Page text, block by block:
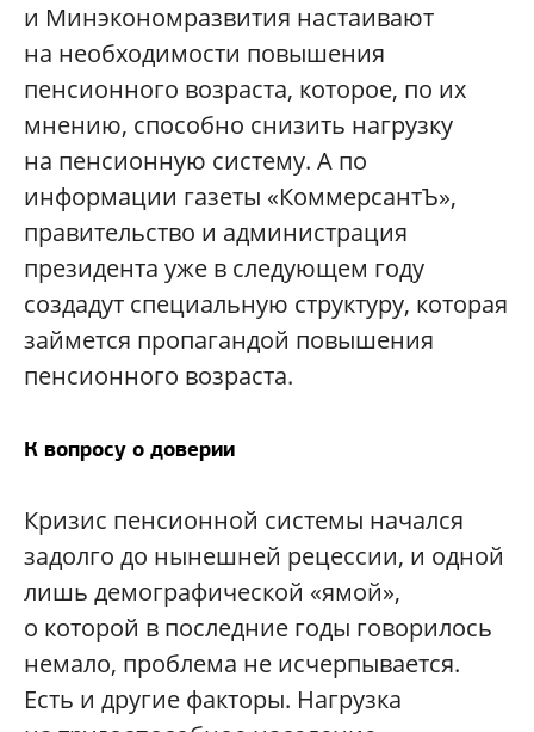
и Минэкономразвития настаивают
на необходимости повышения
пенсионного возраста, которое, по их
мнению, способно снизить нагрузку
на пенсионную систему. А по
информации газеты «КоммерсантЪ»,
правительство и администрация
президента уже в следующем году
создадут специальную структуру, которая
займется пропагандой повышения
пенсионного возраста.
К вопросу о доверии
Кризис пенсионной системы начался
задолго до нынешней рецессии, и одной
лишь демографической «ямой»,
о которой в последние годы говорилось
немало, проблема не исчерпывается.
Есть и другие факторы. Нагрузка